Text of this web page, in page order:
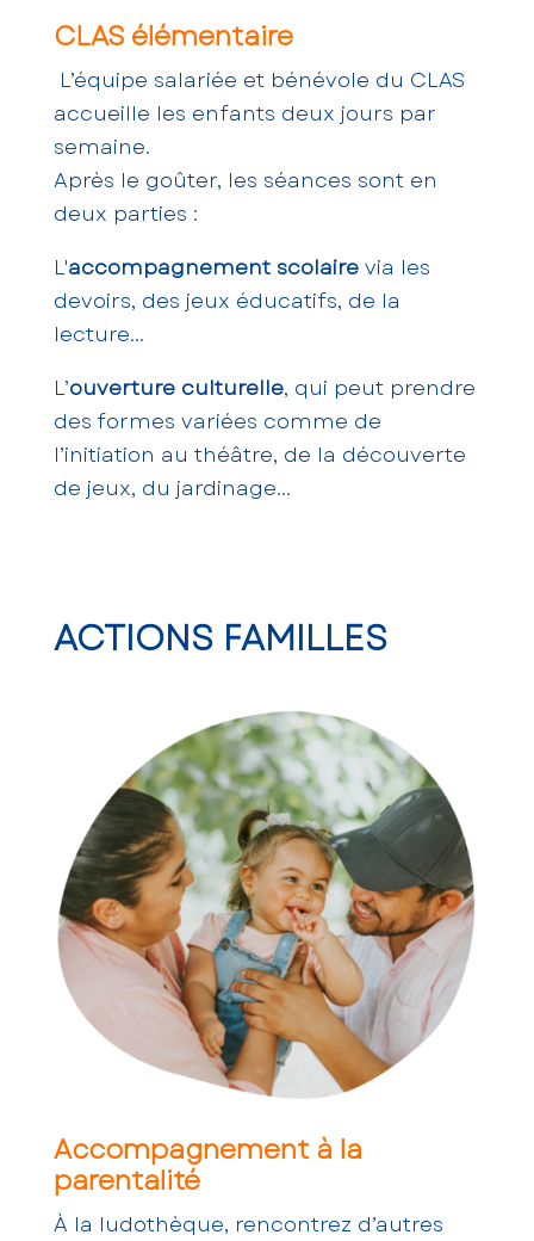
CLAS élémentaire
L’équipe salariée et bénévole du CLAS
accueille les enfants deux jours par
semaine.
Après le goûter, les séances sont en
deux parties :
L'accompagnement scolairevia les
devoirs, des jeux éducatifs, de la
lecture...
L’ouverture culturelle, qui peut prendre
des formes variées comme de
l’initiation au théâtre, de la découverte
de jeux, du jardinage...
ACTIONS FAMILLES
Accompagnement à la
parentalité
À la ludothèque, rencontrez d’autres